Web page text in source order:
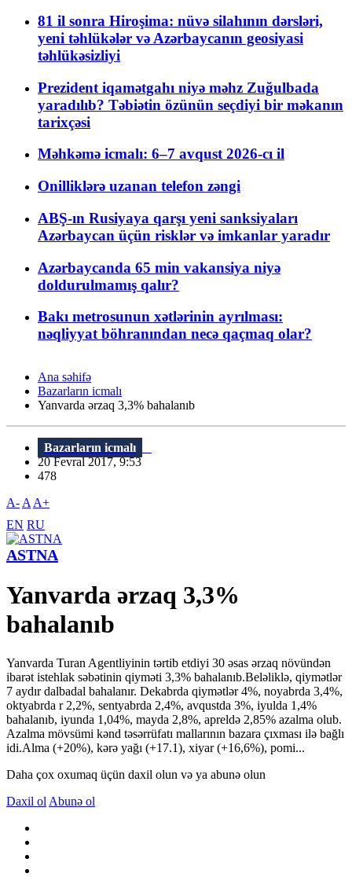
81 il sonra Hiroşima: nüvə silahının dərsləri,
yeni təhlükələr və Azərbaycanın geosiyasi
təhlükəsizliyi
Prezident iqamətgahı niyə məhz Zuğulbada
yaradılıb? Təbiətin özünün seçdiyi bir məkanın
tarixçəsi
Məhkəmə icmalı: 6–7 avqust 2026-cı il
Onilliklərə uzanan telefon zəngi
ABŞ-ın Rusiyaya qarşı yeni sanksiyaları
Azərbaycan üçün risklər və imkanlar yaradır
Azərbaycanda 65 min vakansiya niyə
doldurulmamış qalır?
Bakı metrosunun xətlərinin ayrılması:
nəqliyyat böhranından necə qaçmaq olar?
Ana səhifə
Bazarların icmalı
Yanvarda ərzaq 3,3% bahalanıb
Bazarların icmalı
20 Fevral 2017, 9:53
478
A- A A+
EN RU
ASTNA
Yanvarda ərzaq 3,3%
bahalanıb
Yanvarda Turan Agentliyinin tərtib etdiyi 30 əsas ərzaq növündən
ibarət istehlak səbətinin qiyməti 3,3% bahalanıb.Beləliklə, qiymətlər
7 aydır dalbadal bahalanır. Dekabrda qiymətlər 4%, noyabrda 3,4%,
oktyabrda r 2,2%, sentyabrda 2,4%, avqustda 3%, iyulda 1,4%
bahalanıb, iyunda 1,04%, mayda 2,8%, apreldə 2,85% azalma olub.
Azalma mövsümi kənd təsərrüfatı mallarının bazara çıxması ilə bağlı
idi.Alma (+20%), kərə yağı (+17.1), xiyar (+16,6%), pomi...
Daha çox oxumaq üçün daxil olun və ya abunə olun
Daxil ol Abunə ol